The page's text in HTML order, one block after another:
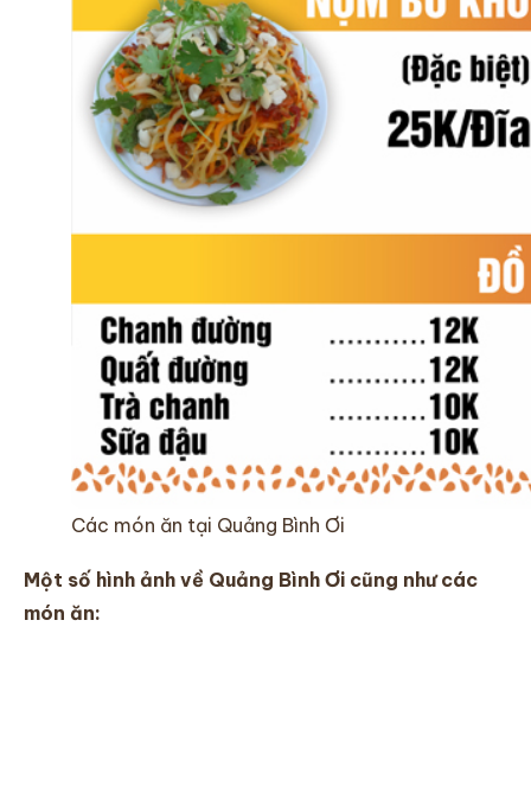
Các món ăn tại Quảng Bình Ơi
Một số hình ảnh về Quảng Bình Ơi cũng như các
món ăn: